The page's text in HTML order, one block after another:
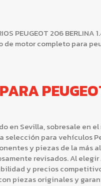
PEUGEOT 206 BERLINA
de motor completo para
en Sevilla, sobresale en
selección para vehículos
y piezas de la más
revisados. Al
y precios
piezas originales y